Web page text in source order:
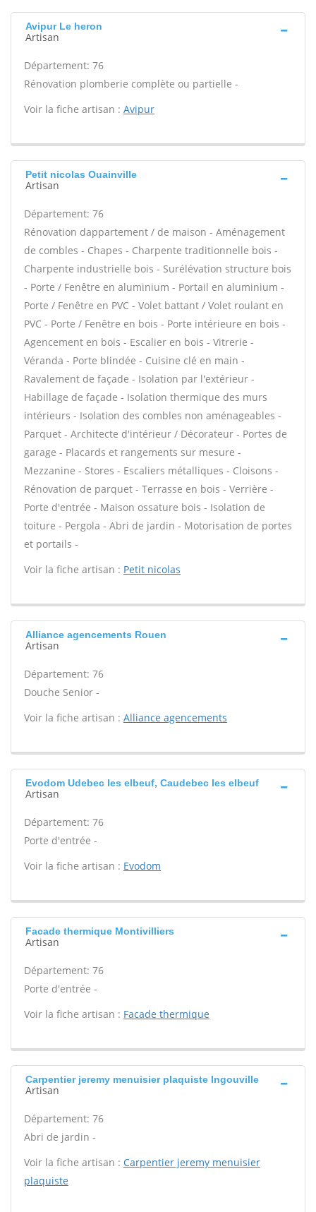
Avipur Le heron
Artisan
Département: 76
Rénovation plomberie complète ou partielle -
Voir la fiche artisan : Avipur
Petit nicolas Ouainville
Artisan
Département: 76
Rénovation dappartement / de maison - Aménagement
de combles - Chapes - Charpente traditionnelle bois -
Charpente industrielle bois - Surélévation structure bois
- Porte / Fenêtre en aluminium - Portail en aluminium -
Porte / Fenêtre en PVC - Volet battant / Volet roulant en
PVC - Porte / Fenêtre en bois - Porte intérieure en bois -
Agencement en bois - Escalier en bois - Vitrerie -
Véranda - Porte blindée - Cuisine clé en main -
Ravalement de façade - Isolation par l'extérieur -
Habillage de façade - Isolation thermique des murs
intérieurs - Isolation des combles non aménageables -
Parquet - Architecte d'intérieur / Décorateur - Portes de
garage - Placards et rangements sur mesure -
Mezzanine - Stores - Escaliers métalliques - Cloisons -
Rénovation de parquet - Terrasse en bois - Verrière -
Porte d'entrée - Maison ossature bois - Isolation de
toiture - Pergola - Abri de jardin - Motorisation de portes
et portails -
Voir la fiche artisan : Petit nicolas
Alliance agencements Rouen
Artisan
Département: 76
Douche Senior -
Voir la fiche artisan : Alliance agencements
Evodom Udebec les elbeuf, Caudebec les elbeuf
Artisan
Département: 76
Porte d'entrée -
Voir la fiche artisan : Evodom
Facade thermique Montivilliers
Artisan
Département: 76
Porte d'entrée -
Voir la fiche artisan : Facade thermique
Carpentier jeremy menuisier plaquiste Ingouville
Artisan
Département: 76
Abri de jardin -
Voir la fiche artisan : Carpentier jeremy menuisier
plaquiste